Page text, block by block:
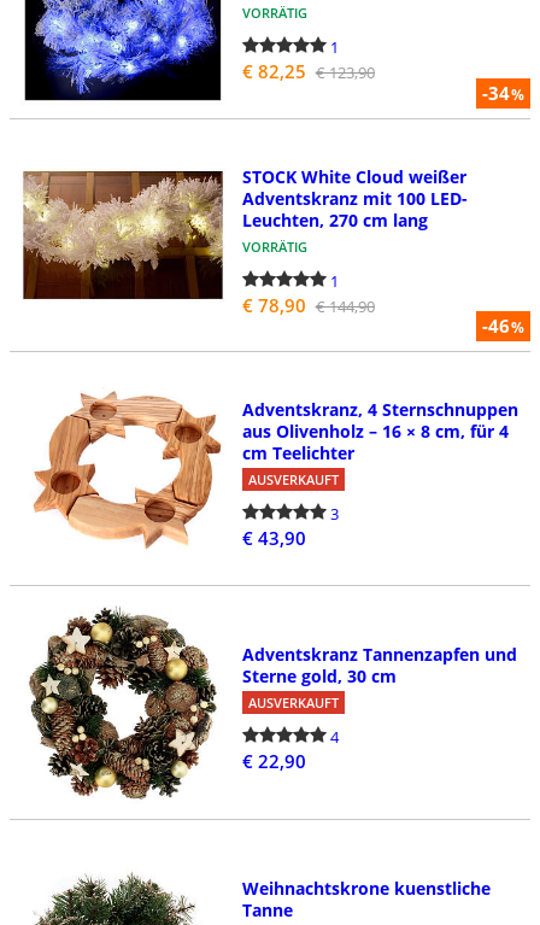
-34%
VORRÄTIG
1
€ 82,25 € 123,90
-46%
STOCK White Cloud weißer
Adventskranz mit 100 LED-
Leuchten, 270 cm lang
VORRÄTIG
1
€ 78,90 € 144,90
Adventskranz, 4 Sternschnuppen
aus Olivenholz – 16 × 8 cm, für 4
cm Teelichter
AUSVERKAUFT
3
€ 43,90
Adventskranz Tannenzapfen und
Sterne gold, 30 cm
AUSVERKAUFT
4
€ 22,90
Weihnachtskrone kuenstliche
Tanne